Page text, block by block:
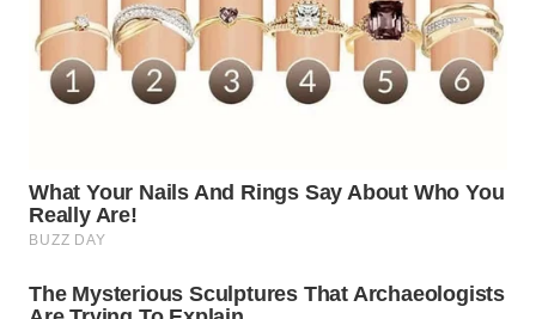
WAHANA
DESA
WISATA
WAHANA
Wahana